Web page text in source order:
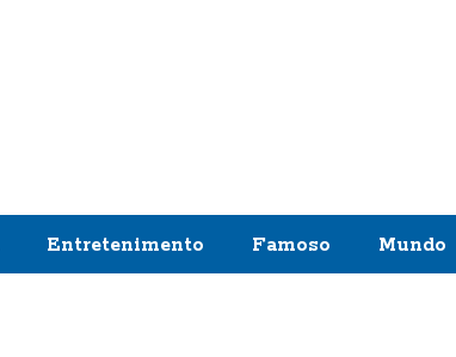
Entretenimento Famoso Mundo